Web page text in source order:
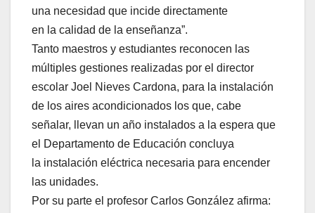
una necesidad que incide directamente
en la calidad de la enseñanza”.
Tanto maestros y estudiantes reconocen las
múltiples gestiones realizadas por el director
escolar Joel Nieves Cardona, para la instalación
de los aires acondicionados los que, cabe
señalar, llevan un año instalados a la espera que
el Departamento de Educación concluya
la instalación eléctrica necesaria para encender
las unidades.
Por su parte el profesor Carlos González afirma: